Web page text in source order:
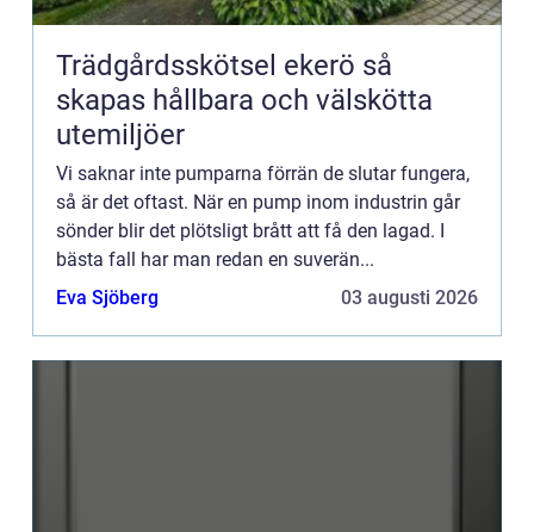
Trädgårdsskötsel ekerö så
skapas hållbara och välskötta
utemiljöer
Vi saknar inte pumparna förrän de slutar fungera,
så är det oftast. När en pump inom industrin går
sönder blir det plötsligt brått att få den lagad. I
bästa fall har man redan en suverän...
Eva Sjöberg
03 augusti 2026